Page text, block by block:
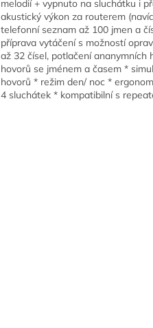
melodií + vypnuto na sluchátku i
akustický výkon za routerem
telefonní seznam až 100 jmen a
příprava vytáčení s možností
až 32 čísel, potlačení ananymních
hovorů se jménem a časem *
hovorů * režim den/ noc *
4 sluchátek * kompatibilní s